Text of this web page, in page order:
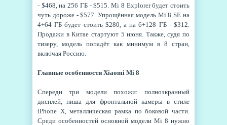
- $468, на 256 ГБ - $515. Mi 8 Explorer будет стоить
чуть дороже - $577. Упрощённая модель Mi 8 SE на
4+64 ГБ будет стоить $280, а на 6+128 ГБ - $312.
Продажи в Китае стартуют 5 июня. Также, судя по
тизеру, модель попадёт как минимум в 8 стран,
включая Россию.
Главные особенности Xiaomi Mi 8
Спереди три модели похожи: полноэкранный
дисплей, ниша для фронтальной камеры в стиле
iPhone X, металлическая рамка по боковой части.
Среди особенностей основной модели Mi 8 нужно